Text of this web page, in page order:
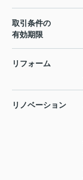
取引条件の
有効期限
リフォーム
リノベーション